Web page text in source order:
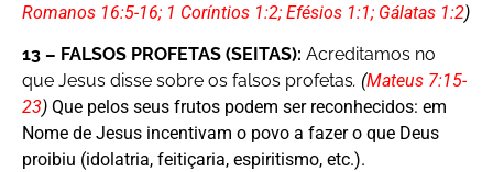
Romanos 16:5-16; 1 Coríntios 1:2; Efésios 1:1; Gálatas 1:2)
13 – FALSOS PROFETAS (SEITAS): Acreditamos no
que Jesus disse sobre os falsos profetas. (Mateus 7:15-
23) Que pelos seus frutos podem ser reconhecidos: em
Nome de Jesus incentivam o povo a fazer o que Deus
proibiu (idolatria, feitiçaria, espiritismo, etc.).